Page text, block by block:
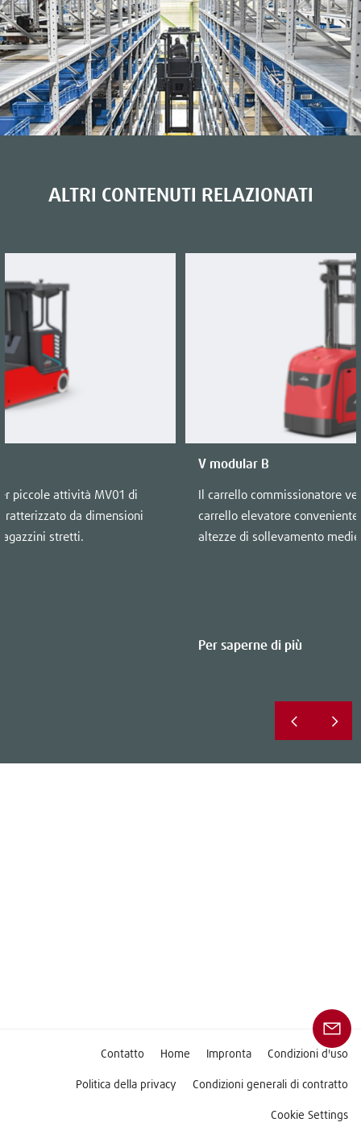
ALTRI CONTENUTI RELAZIONATI
piccole attività MV01 di
da dimensioni
stretti.
V modular B
Il carrello commissionatore
carrello elevatore
altezze di sollevamento
Per saperne di più
Contatto Home Impronta Condizioni d'uso
Politica della privacy Condizioni generali di contratto
Cookie Settings